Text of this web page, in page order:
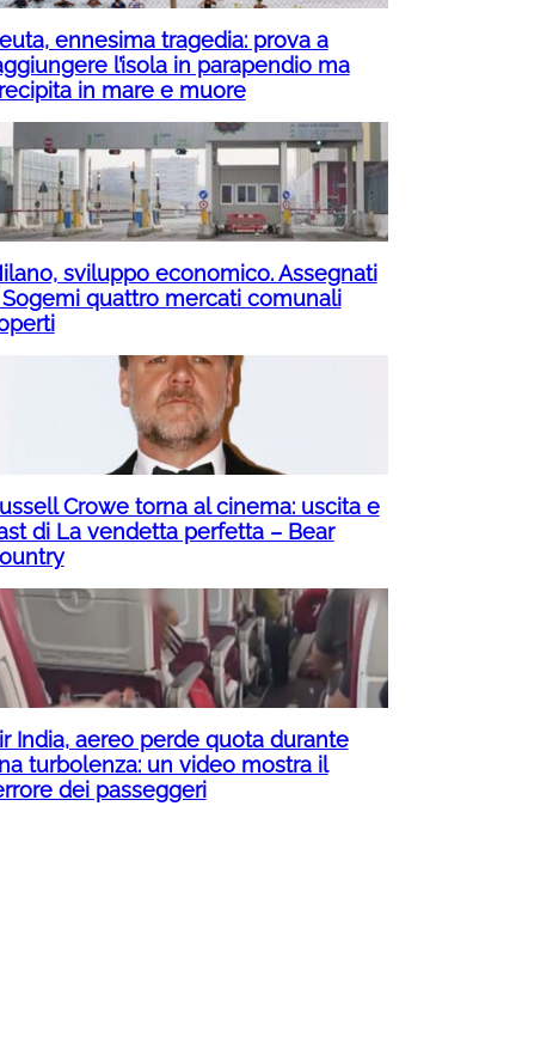
ennesima tragedia: prova a
l’isola in parapendio ma
in mare e muore
sviluppo economico. Assegnati
quattro mercati comunali
Crowe torna al cinema: uscita e
di La vendetta perfetta – Bear
India, aereo perde quota durante
turbolenza: un video mostra il
dei passeggeri